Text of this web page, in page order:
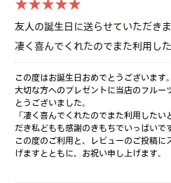
友人の誕生日に送らせていただきま
凄く喜んでくれたのでまた利用した
この度はお誕生日おめでとうございます。
大切な方へのプレゼントに当店のフルー
とうございました。
「凄く喜んでくれたのでまた利用した
だき私どもも感謝のきもちでいっぱいで
この度のご利用と、レビューのご投稿
げますとともに、お祝い申し上げます。